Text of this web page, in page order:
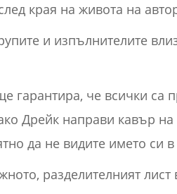
края на живота на
и изпълнителите
гарантира, че всички
Дрейк направи кавър на
да не видите името си в
разделителният лист